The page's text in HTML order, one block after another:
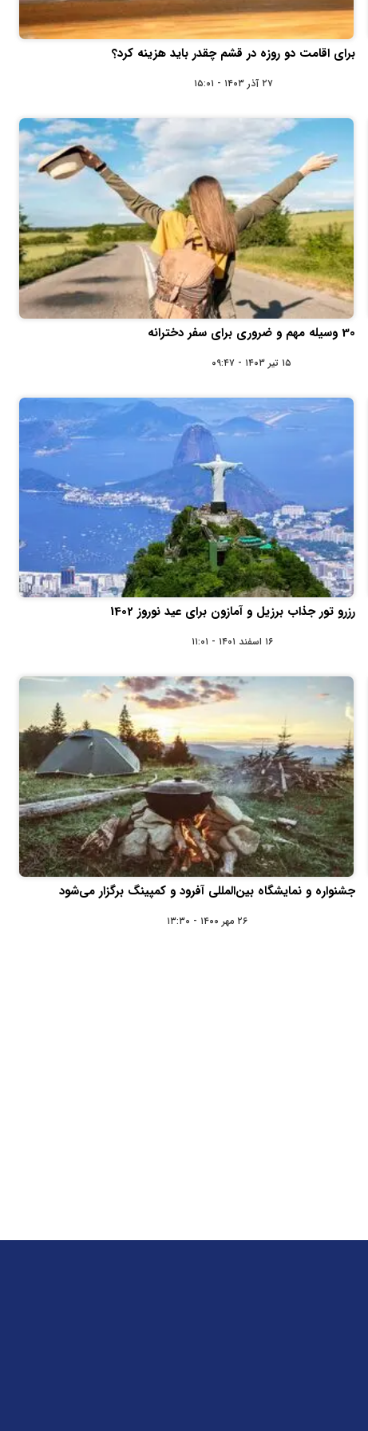
برای اقامت دو روزه در قشم چقدر باید هزینه کرد؟
۲۷ آذر ۱۴۰۳ - ۱۵:۰۱
30 وسیله مهم و ضروری برای سفر دخترانه
۱۵ تیر ۱۴۰۳ - ۰۹:۴۷
رزرو تور جذاب برزیل و آمازون برای عید نوروز 1402
۱۶ اسفند ۱۴۰۱ - ۱۱:۰۱
جشنواره و نمایشگاه بین‌المللی آفرود و کمپینگ برگزار می‌شود
۲۶ مهر ۱۴۰۰ - ۱۳:۳۰